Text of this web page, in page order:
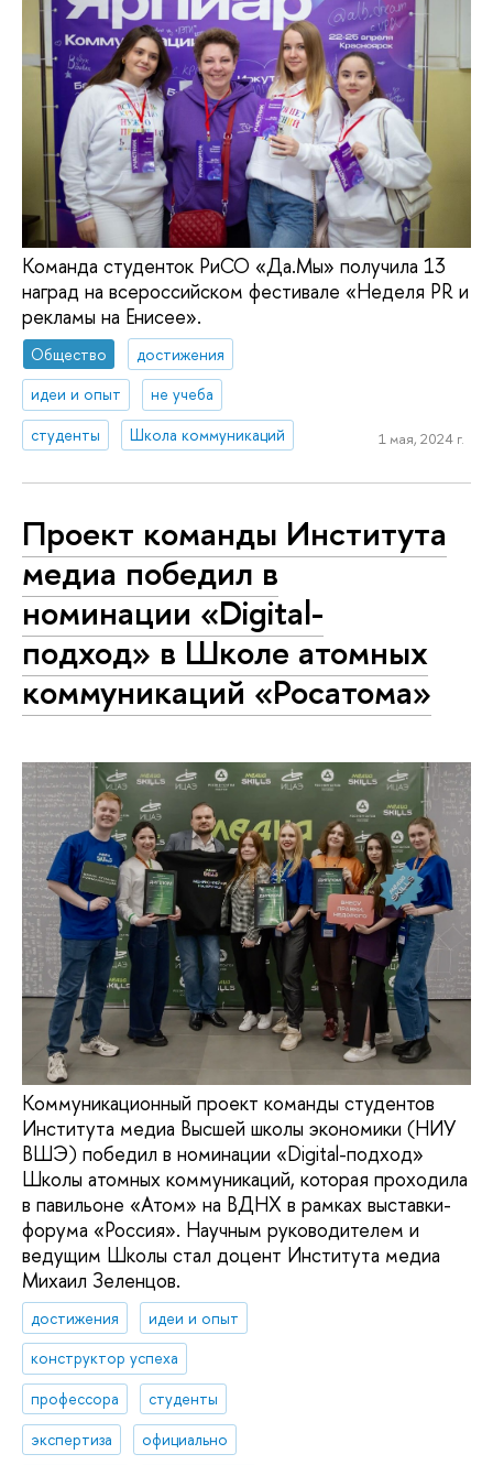
Команда студенток РиСО «Да.Мы» получила 13
наград на всероссийском фестивале «Неделя PR и
рекламы на Енисее».
Общество
достижения
идеи и опыт
не учеба
студенты
Школа коммуникаций 1 мая, 2024 г.
Проект команды Института
медиа победил в
номинации «Digital-
подход» в Школе атомных
коммуникаций «Росатома»
Коммуникационный проект команды студентов
Института медиа Высшей школы экономики (НИУ
ВШЭ) победил в номинации «Digital-подход»
Школы атомных коммуникаций, которая проходила
в павильоне «Атом» на ВДНХ в рамках выставки-
форума «Россия». Научным руководителем и
ведущим Школы стал доцент Института медиа
Михаил Зеленцов.
достижения
идеи и опыт
конструктор успеха
профессора
студенты
экспертиза
официально